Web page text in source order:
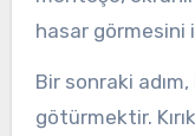
hasar görmesini
Bir sonraki
götürmektir.